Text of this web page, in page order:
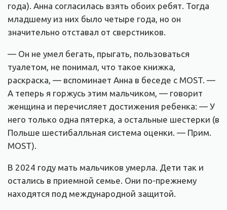
года). Анна согласилась взять обоих ребят. Тогда
младшему из них было четыре года, но он
значительно отставал от сверстников.
— Он не умел бегать, прыгать, пользоваться
туалетом, не понимал, что такое книжка,
раскраска, — вспоминает Анна в беседе с MOST. —
А теперь я горжусь этим мальчиком, — говорит
женщина и перечисляет достижения ребенка: — У
него только одна пятерка, а остальные шестерки (в
Польше шестибалльная система оценки. — Прим.
MOST).
В 2024 году мать мальчиков умерла. Дети так и
остались в приемной семье. Они по-прежнему
находятся под международной защитой.